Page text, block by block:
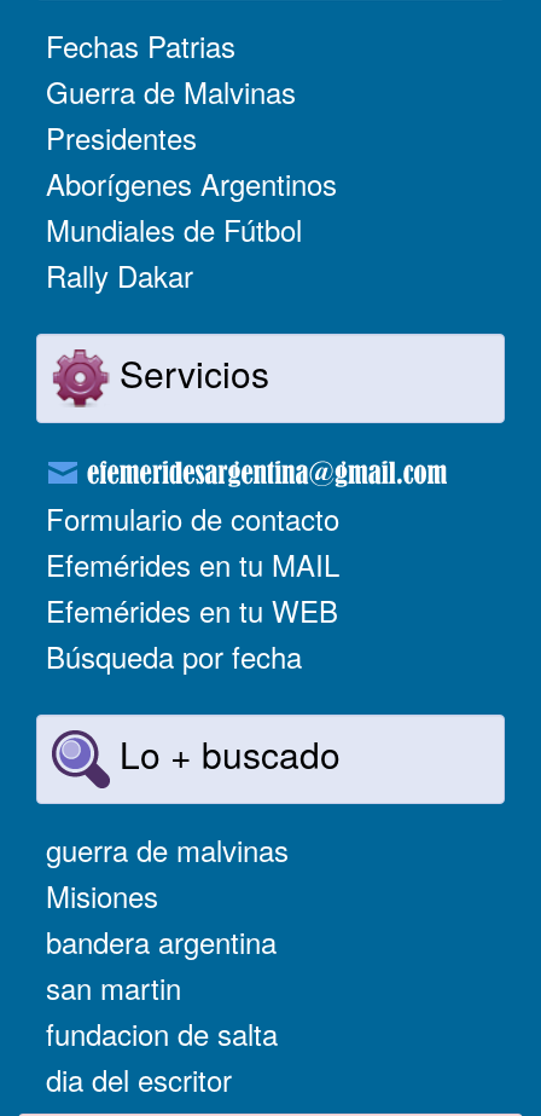
Fechas Patrias
Guerra de Malvinas
Presidentes
Aborígenes Argentinos
Mundiales de Fútbol
Rally Dakar
Servicios
Formulario de contacto
Efemérides en tu MAIL
Efemérides en tu WEB
Búsqueda por fecha
Lo + buscado
guerra de malvinas
Misiones
bandera argentina
san martin
fundacion de salta
dia del escritor